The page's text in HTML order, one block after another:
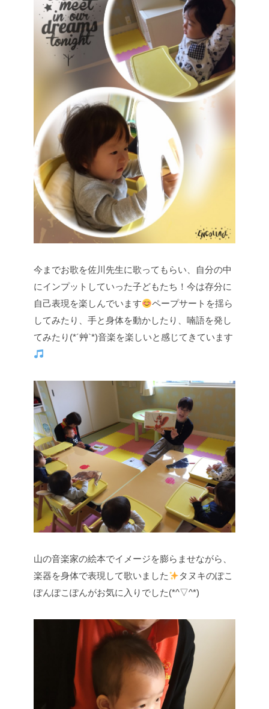
今までお歌を佐川先生に歌ってもらい、自分の中
にインプットしていった子どもたち！今は存分に
自己表現を楽しんでいます
ペープサートを揺ら
してみたり、手と身体を動かしたり、喃語を発し
てみたり(*´艸`*)音楽を楽しいと感じてきています
山の音楽家の絵本でイメージを膨らませながら、
楽器を身体で表現して歌いました
タヌキのぽこ
ぽんぽこぽんがお気に入りでした(*^▽^*)